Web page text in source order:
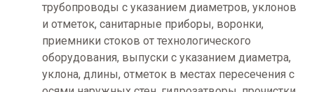
трубопроводы с указанием диаметров, уклонов
и отметок, санитарные приборы, воронки,
приемники стоков от технологического
оборудования, выпуски с указанием диаметра,
уклона, длины, отметок в местах пересечения с